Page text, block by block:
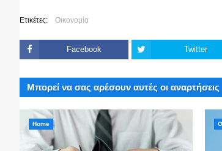
Ετικέτες: Οικονομία
Facebook Twitter
Μπορεί να σας αρέσουν αυτές οι αναρτήσεις
Home